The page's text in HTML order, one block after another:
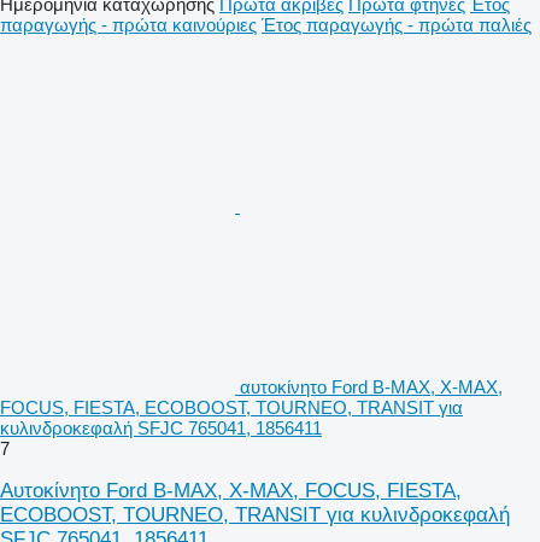
Ημερομηνία καταχώρησης Πρώτα ακριβές Πρώτα φτηνές Έτος
παραγωγής - πρώτα καινούριες Έτος παραγωγής - πρώτα παλιές
αυτοκίνητο Ford B-MAX, X-MAX,
FOCUS, FIESTA, ECOBOOST, TOURNEO, TRANSIT για
κυλινδροκεφαλή SFJC 765041, 1856411
7
Αυτοκίνητο Ford B-MAX, X-MAX, FOCUS, FIESTA,
ECOBOOST, TOURNEO, TRANSIT για κυλινδροκεφαλή